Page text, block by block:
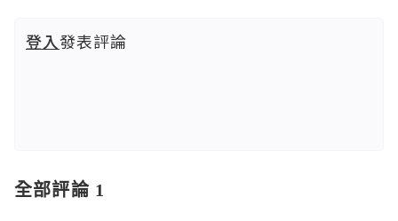
登入發表評論
全部評論 1